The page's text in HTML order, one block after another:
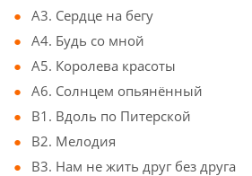
A3. Сердце на бегу
A4. Будь со мной
A5. Королева красоты
A6. Солнцем опьянённый
B1. Вдоль по Питерской
B2. Мелодия
B3. Нам не жить друг без друга